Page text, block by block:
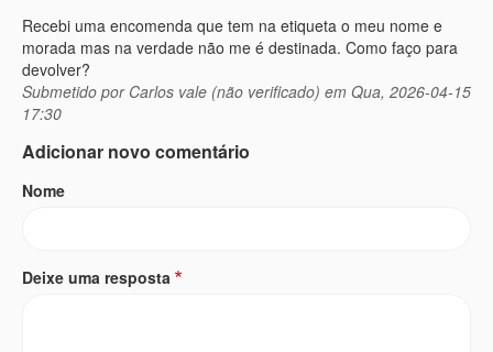
Recebi uma encomenda que tem na etiqueta o meu nome e
morada mas na verdade não me é destinada. Como faço para
devolver?
Submetido por Carlos vale (não verificado) em Qua, 2026-04-15
17:30
Adicionar novo comentário
Nome
Deixe uma resposta